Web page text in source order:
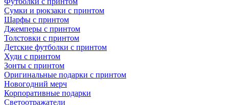
Сумки и рюкзаки с принтом
Шарфы с принтом
Джемперы с принтом
Толстовки с принтом
Детские футболки с принтом
Худи с принтом
Зонты с принтом
Оригинальные подарки с принтом
Новогодний мерч
Корпоративные подарки
Светоотражатели